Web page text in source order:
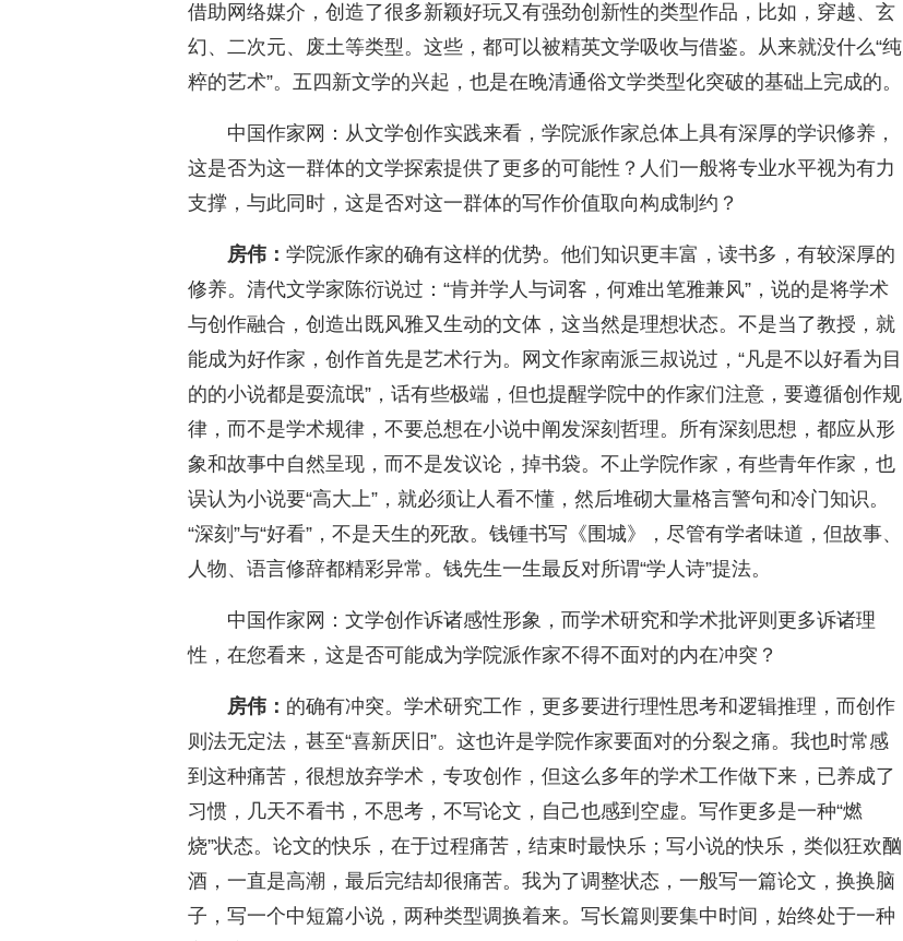
借助网络媒介，创造了很多新颖好玩又有强劲创新性的类型作品，比如，穿越、玄
幻、二次元、废土等类型。这些，都可以被精英文学吸收与借鉴。从来就没什么“纯
粹的艺术”。五四新文学的兴起，也是在晚清通俗文学类型化突破的基础上完成的。
中国作家网：从文学创作实践来看，学院派作家总体上具有深厚的学识修养，
这是否为这一群体的文学探索提供了更多的可能性？人们一般将专业水平视为有力
支撑，与此同时，这是否对这一群体的写作价值取向构成制约？
房伟： 学院派作家的确有这样的优势。他们知识更丰富，读书多，有较深厚的
修养。清代文学家陈衍说过：“肯并学人与词客，何难出笔雅兼风”，说的是将学术
与创作融合，创造出既风雅又生动的文体，这当然是理想状态。不是当了教授，就
能成为好作家，创作首先是艺术行为。网文作家南派三叔说过，“凡是不以好看为目
的的小说都是耍流氓”，话有些极端，但也提醒学院中的作家们注意，要遵循创作规
律，而不是学术规律，不要总想在小说中阐发深刻哲理。所有深刻思想，都应从形
象和故事中自然呈现，而不是发议论，掉书袋。不止学院作家，有些青年作家，也
误认为小说要“高大上”，就必须让人看不懂，然后堆砌大量格言警句和冷门知识。
“深刻”与“好看”，不是天生的死敌。钱锺书写《围城》，尽管有学者味道，但故事、
人物、语言修辞都精彩异常。钱先生一生最反对所谓“学人诗”提法。
中国作家网：文学创作诉诸感性形象，而学术研究和学术批评则更多诉诸理
性，在您看来，这是否可能成为学院派作家不得不面对的内在冲突？
房伟： 的确有冲突。学术研究工作，更多要进行理性思考和逻辑推理，而创作
则法无定法，甚至“喜新厌旧”。这也许是学院作家要面对的分裂之痛。我也时常感
到这种痛苦，很想放弃学术，专攻创作，但这么多年的学术工作做下来，已养成了
习惯，几天不看书，不思考，不写论文，自己也感到空虚。写作更多是一种“燃
烧”状态。论文的快乐，在于过程痛苦，结束时最快乐；写小说的快乐，类似狂欢酗
酒，一直是高潮，最后完结却很痛苦。我为了调整状态，一般写一篇论文，换换脑
子，写一个中短篇小说，两种类型调换着来。写长篇则要集中时间，始终处于一种